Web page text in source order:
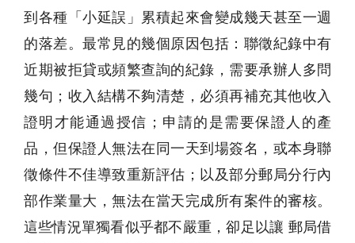
到各種「小延誤」累積起來會變成幾天甚至一週
的落差。最常見的幾個原因包括：聯徵紀錄中有
近期被拒貸或頻繁查詢的紀錄，需要承辦人多問
幾句；收入結構不夠清楚，必須再補充其他收入
證明才能通過授信；申請的是需要保證人的產
品，但保證人無法在同一天到場簽名，或本身聯
徵條件不佳導致重新評估；以及部分郵局分行內
部作業量大，無法在當天完成所有案件的審核。
這些情況單獨看似乎都不嚴重，卻足以讓 郵局借